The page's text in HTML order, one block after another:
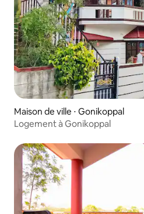
Maison de ville ⋅ Gonikoppal
Logement à Gonikoppal